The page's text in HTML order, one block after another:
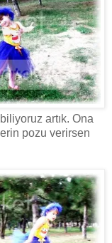
artık. Ona
pozu verirsen